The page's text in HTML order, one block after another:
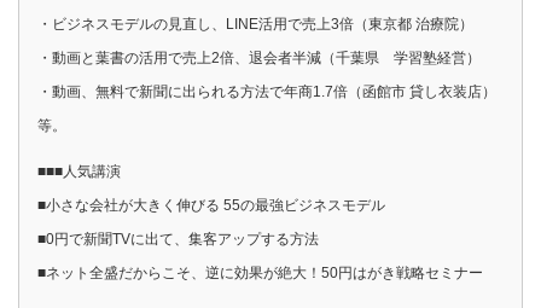
・ビジネスモデルの見直し、LINE活用で売上3倍（東京都 治療院）
・動画と葉書の活用で売上2倍、退会者半減（千葉県 学習塾経営）
・動画、無料で新聞に出られる方法で年商1.7倍（函館市 貸し衣装店）
等。
■■■人気講演
■小さな会社が大きく伸びる 55の最強ビジネスモデル
■0円で新聞TVに出て、集客アップする方法
■ネット全盛だからこそ、逆に効果が絶大！50円はがき戦略セミナー